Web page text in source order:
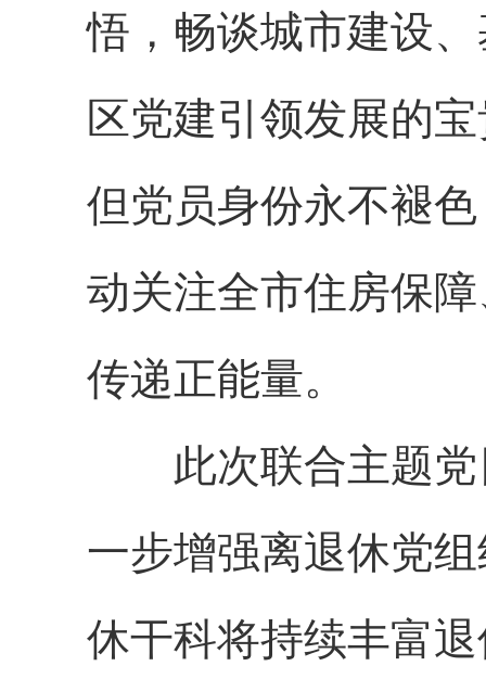
悟，畅谈城市建设
区党建引领发展的
但党员身份永不褪
动关注全市住房保
传递正能量。
此次联合主题党
一步增强离退休党
休干科将持续丰富